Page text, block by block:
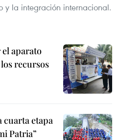
y la integración internacional.
aparato
recursos
cuarta etapa
Patria”